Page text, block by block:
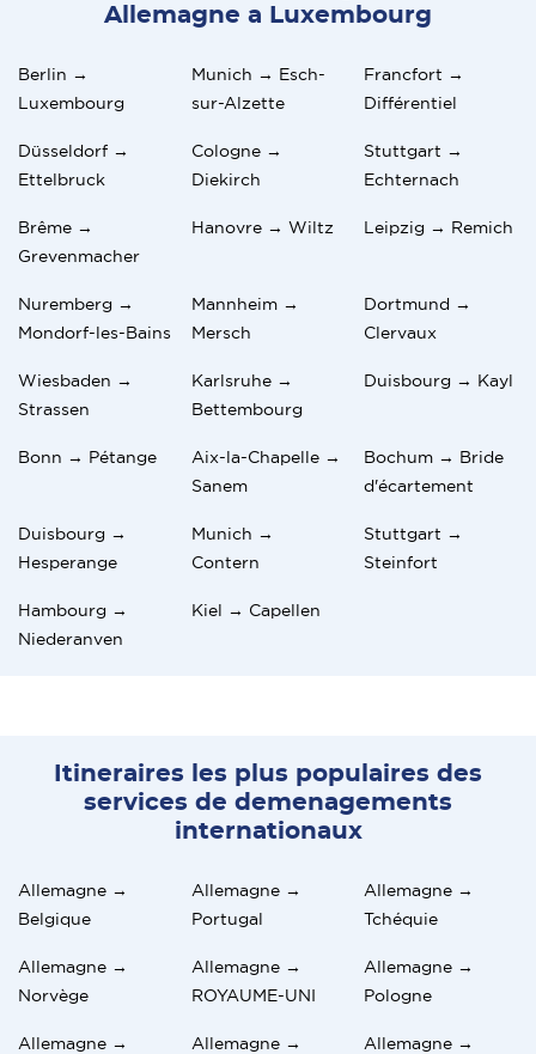
Allemagne a Luxembourg
Berlin →
Luxembourg
Munich → Esch-
sur-Alzette
Francfort →
Différentiel
Düsseldorf →
Ettelbruck
Cologne →
Diekirch
Stuttgart →
Echternach
Brême →
Grevenmacher
Hanovre → Wiltz Leipzig → Remich
Nuremberg →
Mondorf-les-Bains
Mannheim →
Mersch
Dortmund →
Clervaux
Wiesbaden →
Strassen
Karlsruhe →
Bettembourg
Duisbourg → Kayl
Bonn → Pétange
Aix-la-Chapelle →
Sanem
Bochum → Bride
d'écartement
Duisbourg →
Hesperange
Munich →
Contern
Stuttgart →
Steinfort
Hambourg →
Niederanven
Kiel → Capellen
Itineraires les plus populaires des
services de demenagements
internationaux
Allemagne →
Belgique
Allemagne →
Portugal
Allemagne →
Tchéquie
Allemagne →
Norvège
Allemagne →
ROYAUME-UNI
Allemagne →
Pologne
Allemagne →
Allemagne →
Allemagne →